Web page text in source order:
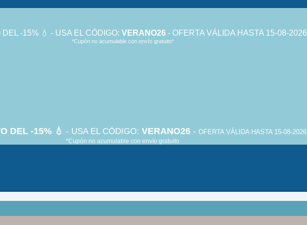
-15% 💧 - USA EL CÓDIGO: VERANO26- OFERTA VÁLIDA HASTA 15-08-2026
*Cupón no acumulable con envío gratuito*
DEL -15% 💧 - USA EL CÓDIGO: VERANO26- OFERTA VÁLIDA HASTA 15-08-2026
*Cupón no acumulable con envío gratuito